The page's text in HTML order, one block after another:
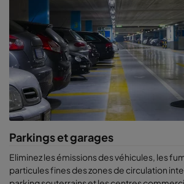
Parkings et garages
Eliminez les émissions des véhicules, les
particules fines des zones de circulation